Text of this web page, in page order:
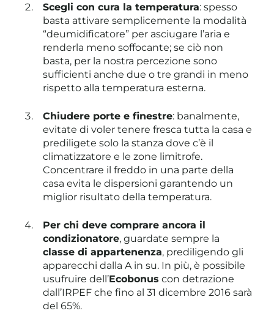
Scegli con cura la temperatura: spesso
basta attivare semplicemente la modalità
“deumidificatore” per asciugare l’aria e
renderla meno soffocante; se ciò non
basta, per la nostra percezione sono
sufficienti anche due o tre grandi in meno
rispetto alla temperatura esterna.
Chiudere porte e finestre: banalmente,
evitate di voler tenere fresca tutta la casa e
prediligete solo la stanza dove c’è il
climatizzatore e le zone limitrofe.
Concentrare il freddo in una parte della
casa evita le dispersioni garantendo un
miglior risultato della temperatura.
Per chi deve comprare ancora il
condizionatore, guardate sempre la
classe di appartenenza, prediligendo gli
apparecchi dalla A in su. In più, è possibile
usufruire dell’Ecobonus con detrazione
dall’IRPEF che fino al 31 dicembre 2016 sarà
del 65%.